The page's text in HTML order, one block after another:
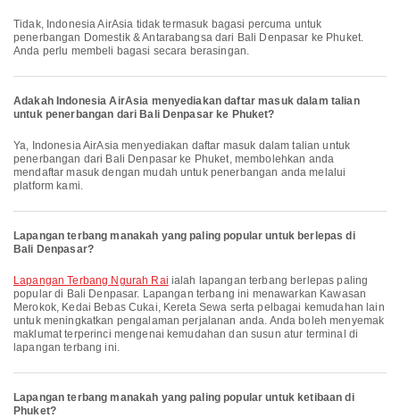
Tidak, Indonesia AirAsia tidak termasuk bagasi percuma untuk
penerbangan Domestik & Antarabangsa dari Bali Denpasar ke Phuket.
Anda perlu membeli bagasi secara berasingan.
Adakah Indonesia AirAsia menyediakan daftar masuk dalam talian
untuk penerbangan dari Bali Denpasar ke Phuket?
Ya, Indonesia AirAsia menyediakan daftar masuk dalam talian untuk
penerbangan dari Bali Denpasar ke Phuket, membolehkan anda
mendaftar masuk dengan mudah untuk penerbangan anda melalui
platform kami.
Lapangan terbang manakah yang paling popular untuk berlepas di
Bali Denpasar?
Lapangan Terbang Ngurah Rai ialah lapangan terbang berlepas paling
popular di Bali Denpasar. Lapangan terbang ini menawarkan Kawasan
Merokok, Kedai Bebas Cukai, Kereta Sewa serta pelbagai kemudahan lain
untuk meningkatkan pengalaman perjalanan anda. Anda boleh menyemak
maklumat terperinci mengenai kemudahan dan susun atur terminal di
lapangan terbang ini.
Lapangan terbang manakah yang paling popular untuk ketibaan di
Phuket?